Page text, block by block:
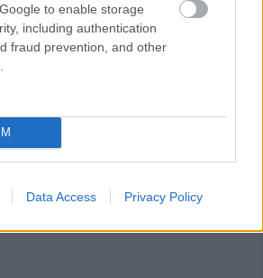
to enable storage
including authentication
fraud prevention, and other
Data Access Privacy Policy